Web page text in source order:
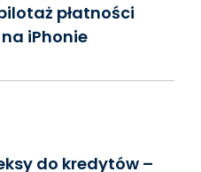
płatności
iPhonie
do kredytów –